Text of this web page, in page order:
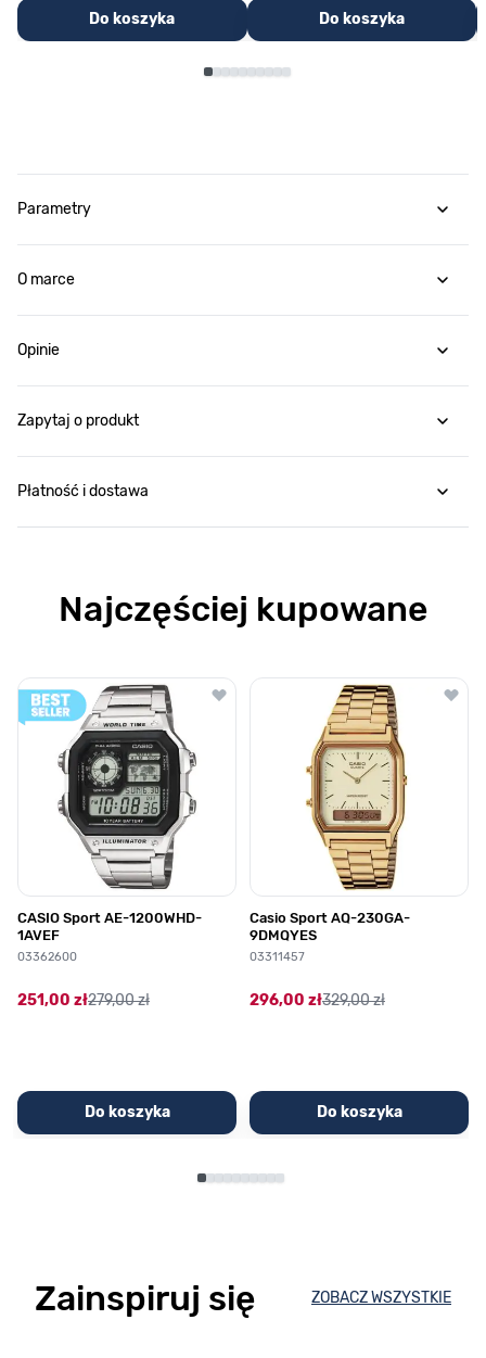
Do koszyka Do koszyka
Parametry
O marce
Opinie
Zapytaj o produkt
Płatność i dostawa
Najczęściej kupowane
Poruszanie się po elementach karuzeli jest możliwe za pomocą
Naciśnij, aby pominąć karuzelę
Naciśnij, aby przejść do nawigacji karuzeli
CASIO Sport AE-1200WHD-
1AVEF
03362600
251,00 zł279,00 zł
Do koszyka
Casio Sport AQ-230GA-
9DMQYES
03311457
296,00 zł329,00 zł
Do koszyka
Zainspiruj się ZOBACZ WSZYSTKIE